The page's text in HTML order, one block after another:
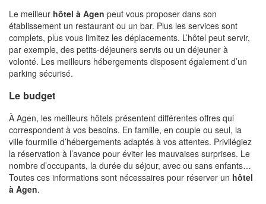
Le meilleur hôtel à Agen peut vous proposer dans son
établissement un restaurant ou un bar. Plus les services sont
complets, plus vous limitez les déplacements. L’hôtel peut servir,
par exemple, des petits-déjeuners servis ou un déjeuner à
volonté. Les meilleurs hébergements disposent également d’un
parking sécurisé.
Le budget
À Agen, les meilleurs hôtels présentent différentes offres qui
correspondent à vos besoins. En famille, en couple ou seul, la
ville fourmille d’hébergements adaptés à vos attentes. Privilégiez
la réservation à l’avance pour éviter les mauvaises surprises. Le
nombre d’occupants, la durée du séjour, avec ou sans enfants…
Toutes ces informations sont nécessaires pour réserver un hôtel
à Agen.